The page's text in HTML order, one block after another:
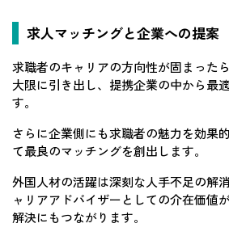
求人マッチングと企業への提案
求職者のキャリアの方向性が固まった
大限に引き出し、提携企業の中から最
す。
さらに企業側にも求職者の魅力を効果
て最良のマッチングを創出します。
外国人材の活躍は深刻な人手不足の解
ャリアアドバイザーとしての介在価値
解決にもつながります。